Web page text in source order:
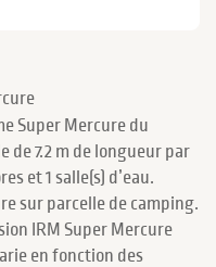
Super Mercure du
de 7.2 m de longueur par
et 1 salle(s) d’eau.
sur parcelle de camping.
IRM Super Mercure
en fonction des